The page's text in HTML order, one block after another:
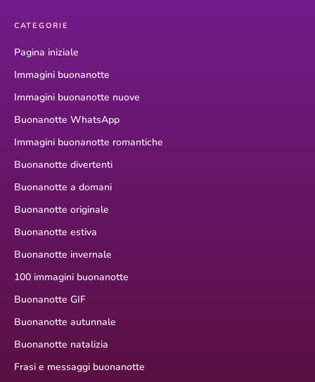
CATEGORIE
Pagina iniziale
Immagini buonanotte
Immagini buonanotte nuove
Buonanotte WhatsApp
Immagini buonanotte romantiche
Buonanotte divertenti
Buonanotte a domani
Buonanotte originale
Buonanotte estiva
Buonanotte invernale
100 immagini buonanotte
Buonanotte GIF
Buonanotte autunnale
Buonanotte natalizia
Frasi e messaggi buonanotte